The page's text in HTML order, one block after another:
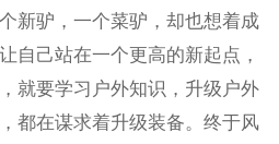
新驴，一个菜驴，却也想着成
自己站在一个更高的新起点，
就要学习户外知识，升级户外
都在谋求着升级装备。终于风